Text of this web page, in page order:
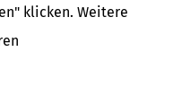
klicken. Weitere